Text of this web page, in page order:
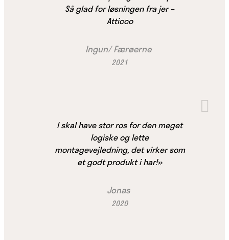
Så glad for løsningen fra jer –
Atticco
Ingun/ Færøerne
2021
I skal have stor ros for den meget
logiske og lette
montagevejledning, det virker som
et godt produkt i har!»
Jonas
2020